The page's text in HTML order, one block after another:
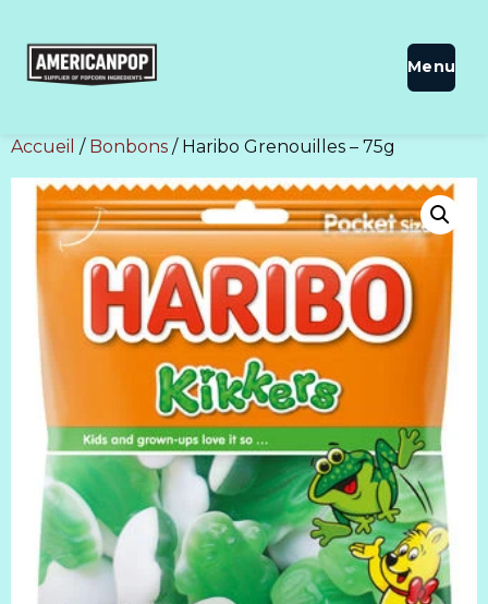
Accueil / Bonbons / Haribo Grenouilles – 75g